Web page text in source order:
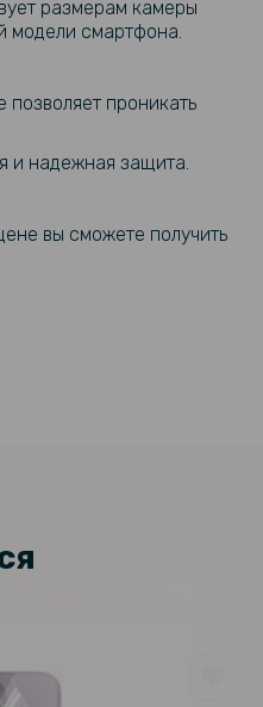
152 грн
размерам камеры
модели смартфона.
проникать
и надежная защита.
вы сможете получить